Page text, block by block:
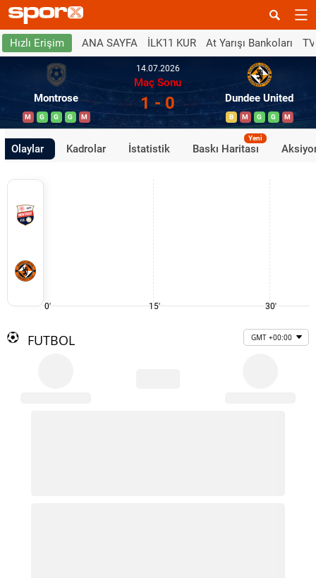
Hızlı Erişim ANA SAYFA İLK11 KUR At Yarışı Bankoları
Montrose
M G G G M
14.07.2026
Maç Sonu
1 - 0 Dundee United
B M G G M
Olaylar Kadrolar İstatistik Baskı Haritası
Yeni
0' 15' 30'
FUTBOL GMT +00:00